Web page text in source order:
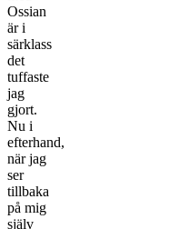
Ossian
är i
särklass
det
tuffaste
jag
gjort.
Nu i
efterhand,
när jag
ser
tillbaka
på mig
själv